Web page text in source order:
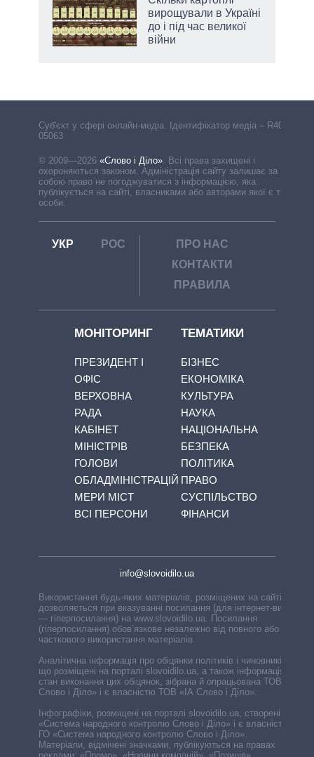
вирощували в Україні
до і під час великої
війни
Cуб'єкт у сфері онлайн-медіа. Ідентифікатор медіа – R40-
05063
© 2009—2026 «Слово і Діло» Всі права захищені і
охороняються законом. Адміністрація сайту залишає за
собою право не погоджуватися з інформацією, яка
публікується на сайті, власниками або авторами якої є треті
особи.
УКР РОС
ПРО НАС
КОНТАКТИ
ПРАВИЛА
МОНІТОРИНГ
ПРЕЗИДЕНТ І
ОФІС
ВЕРХОВНА
РАДА
КАБІНЕТ
МІНІСТРІВ
ГОЛОВИ
ОБЛАДМІНІСТРАЦІЙ
МЕРИ МІСТ
ВСІ ПЕРСОНИ
ТЕМАТИКИ
БІЗНЕС
ЕКОНОМІКА
КУЛЬТУРА
НАУКА
НАЦІОНАЛЬНА
БЕЗПЕКА
ПОЛІТИКА
ПРАВО
СУСПІЛЬСТВО
ФІНАНСИ
info@slovoidilo.ua
Використання будь-яких матеріалів, розміщених на сайті,
дозволяється при вказуванні посилання (для інтернет-видань
— гіперпосилання) на www.slovoidilo.ua. Посилання
(гіперпосилання) обов’язкове незалежно від повного або
часткового використання матеріалів.
Аналітична інформація про обіцянки політиків і чиновників,
що розміщені на порталі slovoidilo.ua, а також інформація про
стан виконання цих обіцянок, зібрана й опрацьована ТОВ «ІА
Слово і Діло» і є власністю ТОВ «ІА Слово і Діло».
Інфографіки, розміщені на порталі slovoidilo.ua, створені ГО
«Система народного контролю Слово і Діло» і є власністю
ГО «Система народного контролю Слово і Діло».
Матеріали, відмічені значками, публікуються на правах